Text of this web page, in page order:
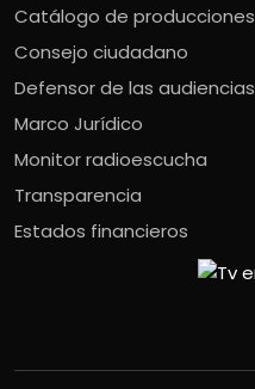
Catálogo de producciones
Consejo ciudadano
Defensor de las audiencias
Marco Jurídico
Monitor radioescucha
Transparencia
Estados financieros